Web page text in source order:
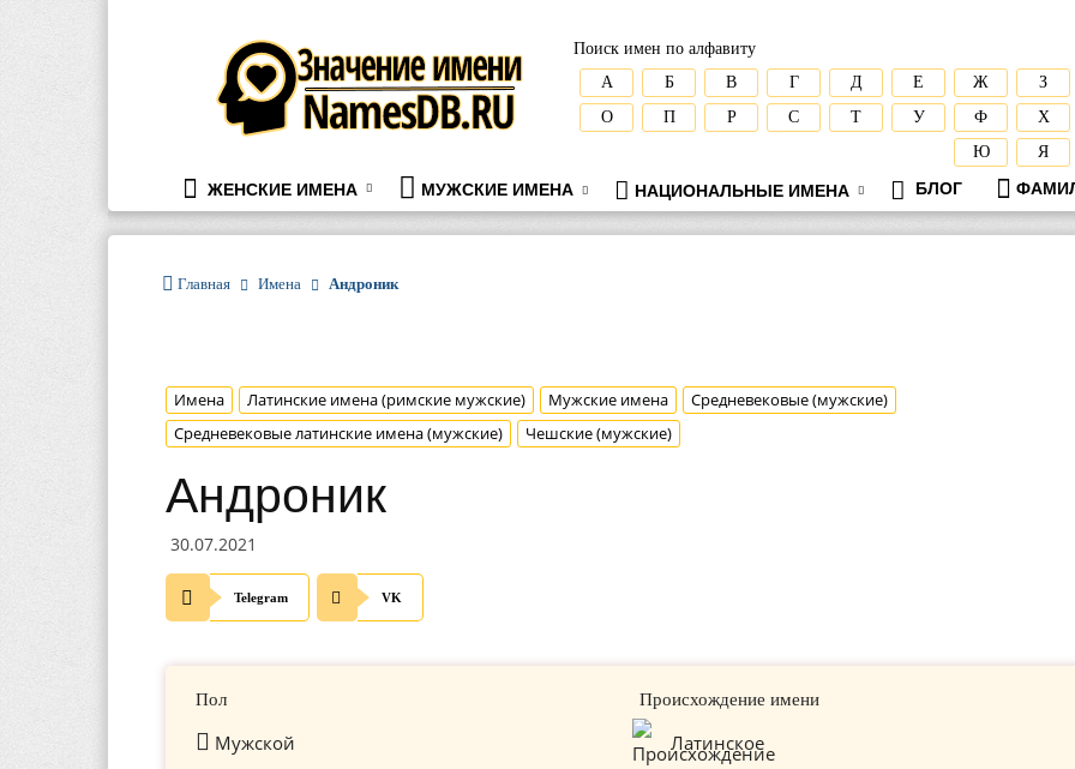
namesdb.ru
Поиск имен по алфавиту
А
Б В Г Д Е Ж
З
О
П Р С Т У Ф
Х
Ю
Я
ЖЕНСКИЕ ИМЕНА МУЖСКИЕ ИМЕНА НАЦИОНАЛЬНЫЕ ИМЕНА БЛОГ
Главная Имена Андроник
Имена Латинские имена (римские мужские) Мужские имена
Средневековые (мужские)
Средневековые латинские имена (мужские)
Чешские (мужские)
Андроник
30.07.2021
Telegram VK
Пол
Мужской
Происхождение имени
Латинское